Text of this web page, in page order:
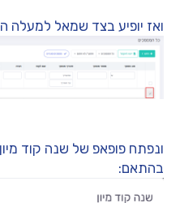
ואז יופיע בצד שמאל למעלה
ונפתח פופאפ של שנה קוד
בהתאם: